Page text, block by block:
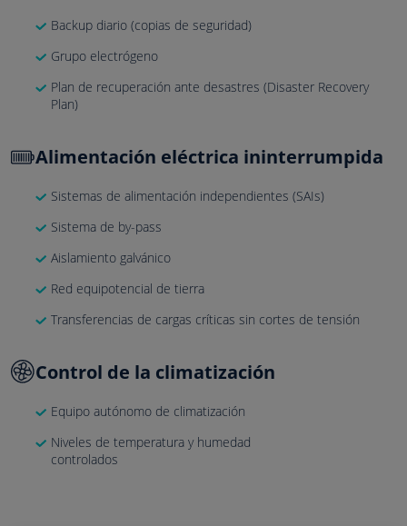
Backup diario (copias de seguridad)
Grupo electrógeno
Plan de recuperación ante desastres (Disaster Recovery
Plan)
Alimentación eléctrica ininterrumpida
Sistemas de alimentación independientes (SAIs)
Sistema de by-pass
Aislamiento galvánico
Red equipotencial de tierra
Transferencias de cargas críticas sin cortes de tensión
Control de la climatización
Equipo autónomo de climatización
Niveles de temperatura y humedad
controlados